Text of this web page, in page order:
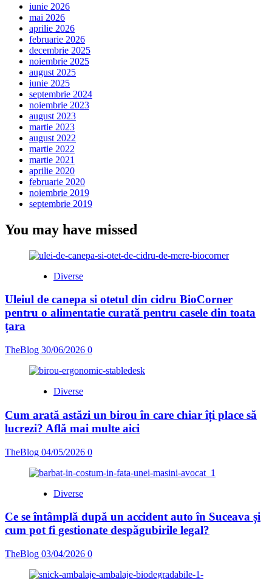
iunie 2026
mai 2026
aprilie 2026
februarie 2026
decembrie 2025
noiembrie 2025
august 2025
iunie 2025
septembrie 2024
noiembrie 2023
august 2023
martie 2023
august 2022
martie 2022
martie 2021
aprilie 2020
februarie 2020
noiembrie 2019
septembrie 2019
You may have missed
Diverse
Uleiul de canepa si otetul din cidru BioCorner
pentru o alimentatie curată pentru casele din toata
țara
TheBlog 30/06/2026 0
Diverse
Cum arată astăzi un birou în care chiar îți place să
lucrezi? Află mai multe aici
TheBlog 04/05/2026 0
Diverse
Ce se întâmplă după un accident auto în Suceava și
cum pot fi gestionate despăgubirile legal?
TheBlog 03/04/2026 0